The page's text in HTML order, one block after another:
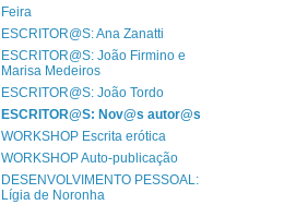
Feira
ESCRITOR@S: Ana Zanatti
ESCRITOR@S: João Firmino e
Marisa Medeiros
ESCRITOR@S: João Tordo
ESCRITOR@S: Nov@s autor@s
WORKSHOP Escrita erótica
WORKSHOP Auto-publicação
DESENVOLVIMENTO PESSOAL:
Lígia de Noronha